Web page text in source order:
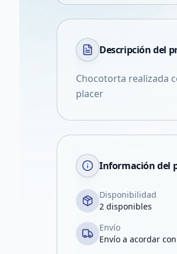
Descripción del
Chocotorta realizada
placer
Información del
Disponibilidad
2 disponibles
Envío
Envío a acordar